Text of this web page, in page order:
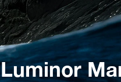
Luminor